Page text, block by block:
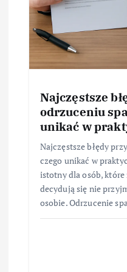
Najczęstsze
odrzuceniu
unikać w
Najczęstsze błędy
czego unikać w
istotny dla osób,
decydują się nie
osobie. Odrzucenie